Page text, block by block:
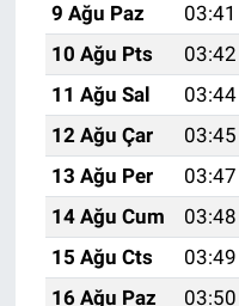
9 Ağu Paz
03:41
10 Ağu Pts
03:42
11 Ağu Sal
03:44
12 Ağu Çar
03:45
13 Ağu Per
03:47
14 Ağu Cum
03:48
15 Ağu Cts
03:49
16 Ağu Paz
03:50